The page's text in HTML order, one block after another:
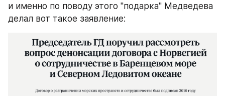
и именно по поводу этого "подарка" Медведева
делал вот такое заявление: